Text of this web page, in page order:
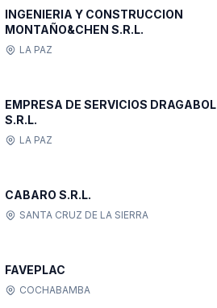
INGENIERIA Y CONSTRUCCION
MONTAÑO&CHEN S.R.L.
LA PAZ
EMPRESA DE SERVICIOS DRAGABOL
S.R.L.
LA PAZ
CABARO S.R.L.
SANTA CRUZ DE LA SIERRA
FAVEPLAC
COCHABAMBA